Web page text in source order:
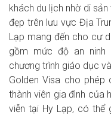
khách du lịch nhờ di
đẹp trên lưu vực Địa
Lạp mang đến cho cư
gồm mức độ an
chương trình giáo dục
Golden Visa cho phép
thành viên gia đình của
viễn tại Hy Lạp, có thể